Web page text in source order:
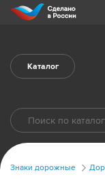
Каталог
Знаки дорожные